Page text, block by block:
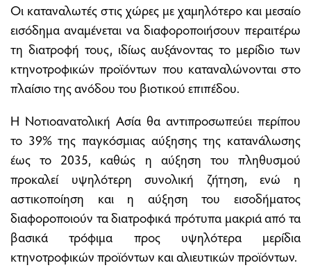
Οι καταναλωτές στις χώρες με χαμηλότερο και μεσαίο
εισόδημα αναμένεται να διαφοροποιήσουν περαιτέρω
τη διατροφή τους, ιδίως αυξάνοντας το μερίδιο των
κτηνοτροφικών προϊόντων που καταναλώνονται στο
πλαίσιο της ανόδου του βιοτικού επιπέδου.
Η Νοτιοανατολική Ασία θα αντιπροσωπεύει περίπου
το 39% της παγκόσμιας αύξησης της κατανάλωσης
έως το 2035, καθώς η αύξηση του πληθυσμού
προκαλεί υψηλότερη συνολική ζήτηση, ενώ η
αστικοποίηση και η αύξηση του εισοδήματος
διαφοροποιούν τα διατροφικά πρότυπα μακριά από τα
βασικά τρόφιμα προς υψηλότερα μερίδια
κτηνοτροφικών προϊόντων και αλιευτικών προϊόντων.